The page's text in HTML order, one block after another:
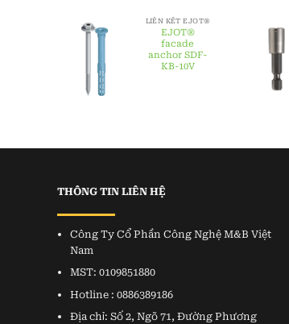
LIÊN KẾT EJOT®
EJOT®
facade
anchor SDF-
KB-10V
THÔNG TIN LIÊN HỆ
Công Ty Cổ Phần Công Nghệ M&B Việt
Nam
MST: 0109851880
Hotline : 0886389186
Địa chỉ: Số 2, Ngõ 71, Đường Phương